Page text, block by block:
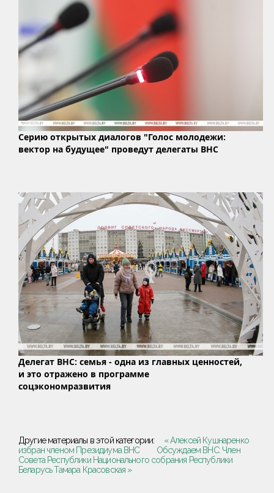
Серию открытых диалогов "Голос молодежи:
вектор на будущее" проведут делегаты ВНС
Делегат ВНС: семья - одна из главных ценностей,
и это отражено в программе
соцэкономразвития
Другие материалы в этой категории:
« Алексей Кушнаренко
избран членом Президиума ВНС
Обсуждаем ВНС: Член
Совета Республики Национального собрания Республики
Беларусь Тамара Красовская »